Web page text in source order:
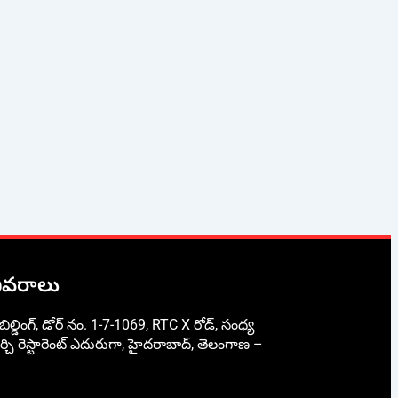
డోర్ నం. 1-7-1069, RTC X రోడ్, సంధ్య
రెస్టారెంట్ ఎదురుగా, హైదరాబాద్, తెలంగాణ –